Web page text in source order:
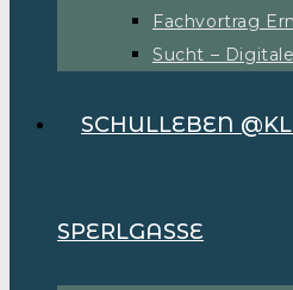
Fachvortrag
Sucht –
SCHULLEBEN
SPERLGASSE